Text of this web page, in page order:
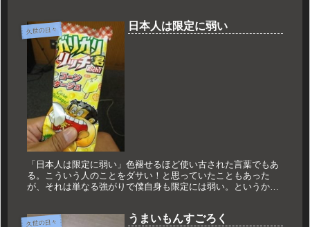
久世の日々 日本人は限定に弱い
「日本人は限定に弱い」色褪せるほど使い古された言葉でもあ
る。こういう人のことをダサい！と思っていたこともあった
が、それは単なる強がりで僕自身も限定には弱い。というか、
久世の日々 うまいもんすごろく